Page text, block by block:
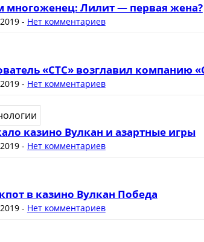
многоженец: Лилит — первая жена?
- Нет комментариев
«СТС» возглавил компанию
- Нет комментариев
казино Вулкан и азартные игры
- Нет комментариев
в казино Вулкан Победа
- Нет комментариев